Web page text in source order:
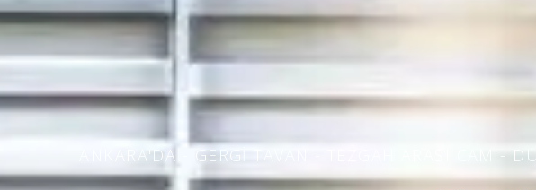
ANKARA'DA - GERGI TAVAN - TEZGAH ARASI CAM -